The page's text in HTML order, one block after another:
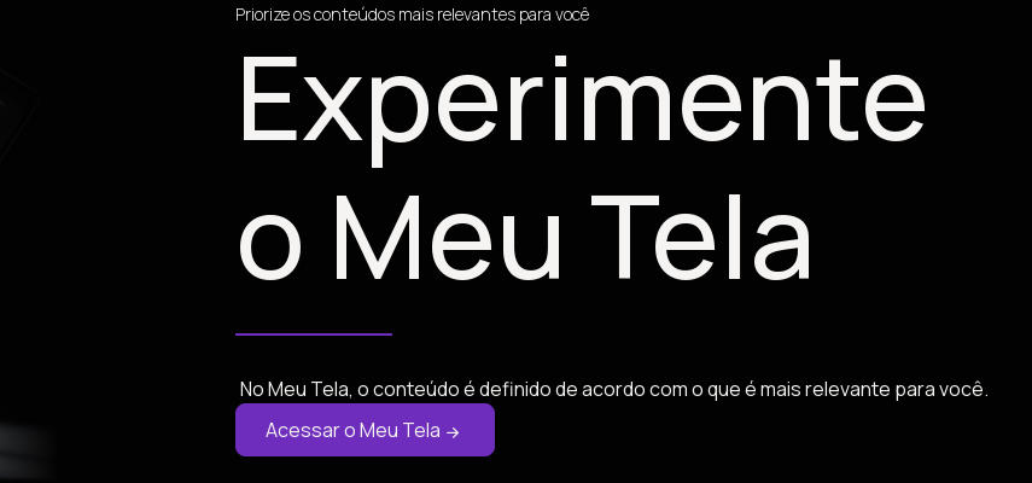
Priorize os conteúdos mais relevantes para você
Experimente
o Meu Tela
No Meu Tela, o conteúdo é definido de acordo com o que é mais relevante para você.
Acessar o Meu Tela